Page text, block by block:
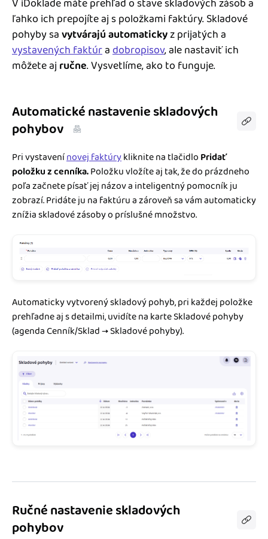
Katalóg doplnkov
Blog
Podnikateľský servis
Spýtajte sa nás
ľahko ich prepojíte aj s položkami faktúry. Skladové
pohyby savytvárajú automatickyz prijatých a
vystavených faktúradobropisov, ale nastaviť ich
môžete aj ručne. Vysvetlíme, ako to funguje.
Automatické nastavenie skladových
pohybov
Pri vystavenínovej faktúrykliknite na tlačidlo Pridať
položku z cenníka.Položku vložíte aj tak, že do prázdneho
poľa začnete písať jej názov a inteligentný pomocník ju
zobrazí. Pridáte ju na faktúru a zároveň sa vám automaticky
znížia skladové zásoby o príslušné množstvo.
Automaticky vytvorený skladový pohyb, pri každej položke
prehľadne aj s detailmi, uvidíte na karte Skladové pohyby
(agenda Cenník/Sklad → Skladové pohyby).
Ručné nastavenie skladových
pohybov